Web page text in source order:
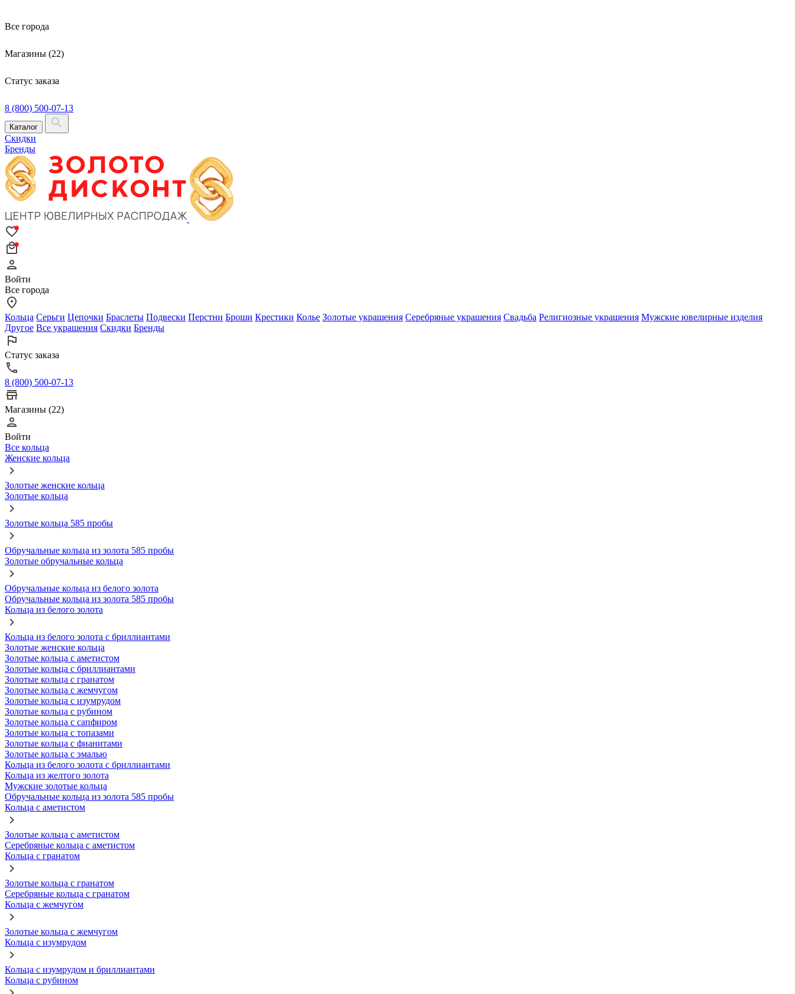
Все города
Магазины (22)
Статус заказа
8 (800) 500-07-13
Каталог
Скидки
Бренды
Войти
Все города
Кольца Серьги Цепочки Браслеты Подвески Перстни Броши Крестики Колье Золотые украшения Серебряные украшения Свадьба Религиозные украшения Мужские ювелирные изделия
Другое Все украшения Скидки Бренды
Статус заказа
8 (800) 500-07-13
Магазины (22)
Войти
Все кольца
Женские кольца
Золотые женские кольца
Золотые кольца
Золотые кольца 585 пробы
Обручальные кольца из золота 585 пробы
Золотые обручальные кольца
Обручальные кольца из белого золота
Обручальные кольца из золота 585 пробы
Кольца из белого золота
Кольца из белого золота с бриллиантами
Золотые женские кольца
Золотые кольца с аметистом
Золотые кольца с бриллиантами
Золотые кольца с гранатом
Золотые кольца с жемчугом
Золотые кольца с изумрудом
Золотые кольца с рубином
Золотые кольца с сапфиром
Золотые кольца с топазами
Золотые кольца с фианитами
Золотые кольца с эмалью
Кольца из белого золота с бриллиантами
Кольца из желтого золота
Мужские золотые кольца
Обручальные кольца из золота 585 пробы
Кольца с аметистом
Золотые кольца с аметистом
Серебряные кольца с аметистом
Кольца с гранатом
Золотые кольца с гранатом
Серебряные кольца с гранатом
Кольца с жемчугом
Золотые кольца с жемчугом
Кольца с изумрудом
Кольца с изумрудом и бриллиантами
Кольца с рубином